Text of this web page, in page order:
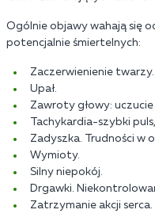
Ogólnie objawy wahają się
potencjalnie śmiertelnych:
Zaczerwienienie twarzy.
Upał.
Zawroty głowy:
Tachykardia-szybki
Zadyszka. Trudności w
Wymioty.
Silny niepokój.
Drgawki.
Zatrzymanie akcji serca.